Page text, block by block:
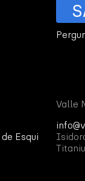
Esqui
Valle